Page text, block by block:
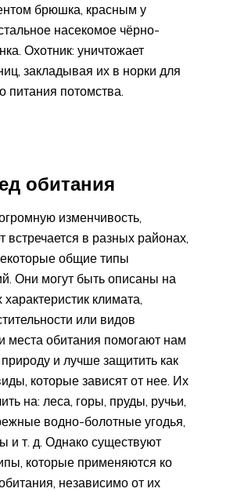
брюшка, красным у
насекомое чёрно-
Охотник: уничтожает
закладывая их в норки для
питания потомства.
обитания
изменчивость,
встречается в разных районах,
общие типы
Они могут быть описаны на
климата,
или видов
места обитания помогают нам
и лучше защитить как
которые зависят от нее. Их
на: леса, горы, пруды, ручьи,
водно-болотные угодья,
и т. д. Однако существуют
которые применяются ко
независимо от их